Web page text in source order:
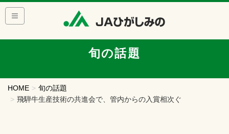
旬の話題
HOME
旬の話題
飛騨牛生産技術の共進会で、管内からの入賞相次ぐ